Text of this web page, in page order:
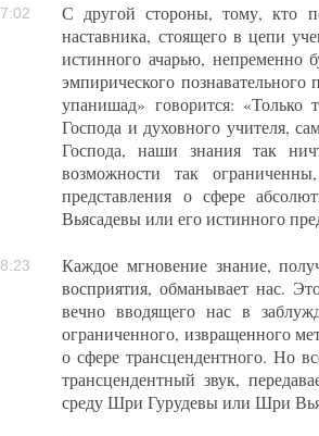
С другой стороны, тому, кто
наставника, стоящего в цепи
истинного ачарью, непременно
эмпирического
упанишад» говорится:
Господа и духовного учителя,
Господа, наши знания так
возможности так
представления о сфере
Вьясадевы или его истинного
Каждое мгновение знание,
восприятия, обманывает нас.
вечно вводящего нас в
ограниченного, извращенного
о сфере трансцендентного. Но
трансцендентный звук,
среду Шри Гурудевы или Шри